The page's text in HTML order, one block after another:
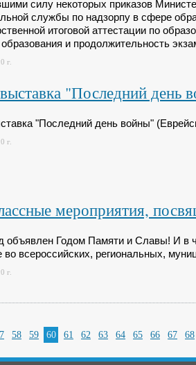
силу некоторых приказов
службы по надзорпу в сфере
итоговой аттестации по
и продолжительность
г.
"Последний день
"Последний день войны"
г.
мероприятия,
объявлен Годом Памяти и Славы! И в
во всероссийских, региональных,
г.
58 59 60 61 62 63 64 65 66 67 68